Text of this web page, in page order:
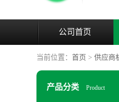
公司首页
当前位置： 首页 > 供应商
产品分类 Product